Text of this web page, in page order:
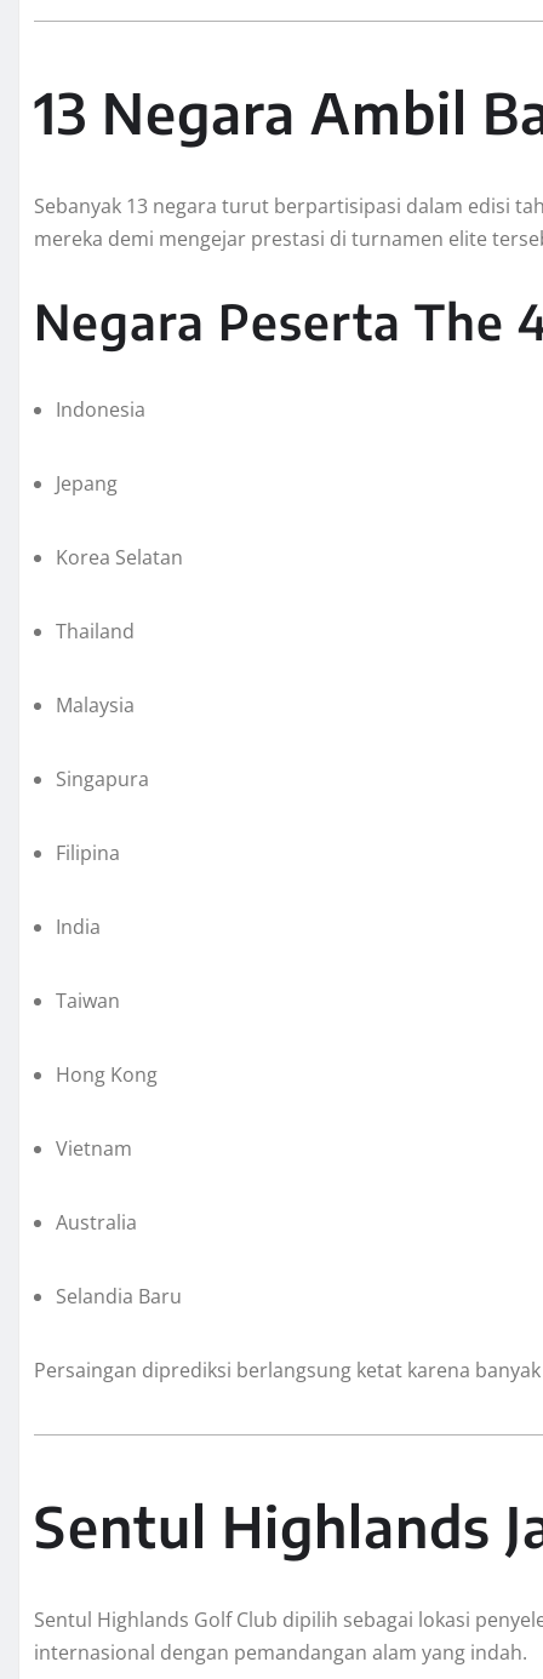
13 Negara Ambil
Sebanyak 13 negara turut berpartisipasi dalam edisi
mereka demi mengejar prestasi di turnamen elite
Negara Peserta The
Indonesia
Jepang
Korea Selatan
Thailand
Malaysia
Singapura
Filipina
India
Taiwan
Hong Kong
Vietnam
Australia
Selandia Baru
Persaingan diprediksi berlangsung ketat karena
Sentul Highlands
Sentul Highlands Golf Club dipilih sebagai lokasi
internasional dengan pemandangan alam yang indah.